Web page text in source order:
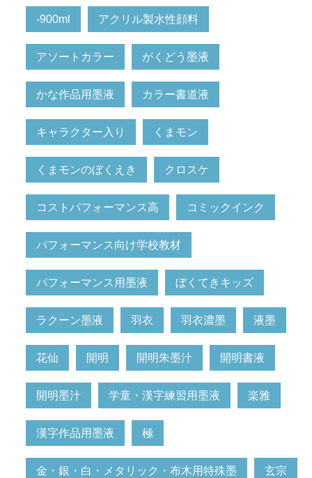
-900ml アクリル製水性顔料
アソートカラー がくどう墨液
かな作品用墨液 カラー書道液
キャラクター入り くまモン
くまモンのぼくえき クロスケ
コストパフォーマンス高 コミックインク
パフォーマンス向け学校教材
パフォーマンス用墨液 ぼくてきキッズ
ラクーン墨液 羽衣 羽衣濃墨 液墨
花仙 開明 開明朱墨汁 開明書液
開明墨汁 学童・漢字練習用墨液 楽雅
漢字作品用墨液 極
金・銀・白・メタリック・布木用特殊墨 玄宗